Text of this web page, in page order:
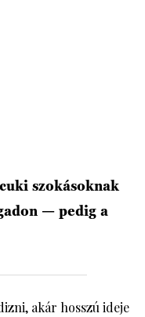
szokásoknak
— pedig a
akár hosszú ideje